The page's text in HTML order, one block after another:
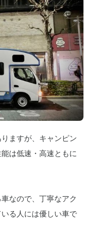
ますが、キャンピン
は低速・高速ともに
なので、丁寧なアク
る人には優しい車で